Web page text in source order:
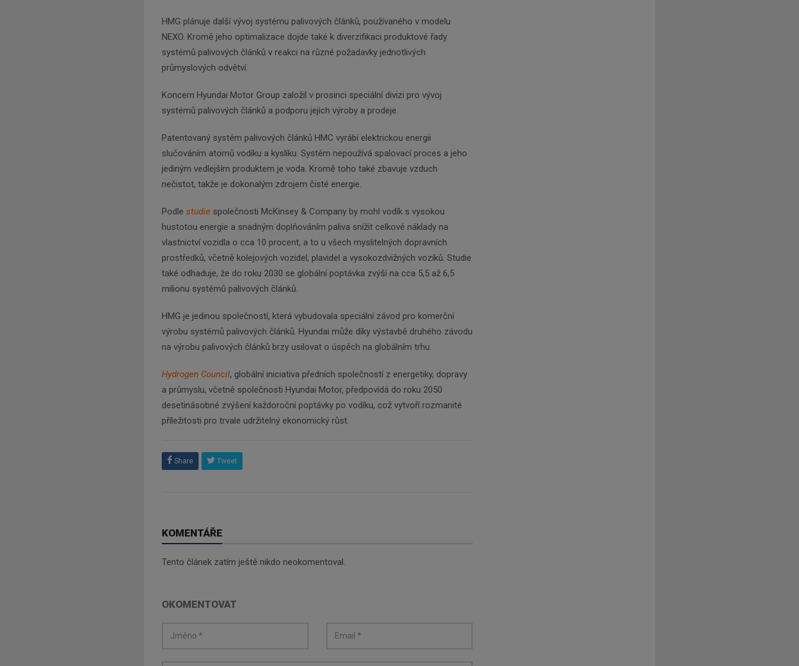
HMG plánuje další vývoj systému palivových článků, používaného v modelu
NEXO. Kromě jeho optimalizace dojde také k diverzifikaci produktové řady
systémů palivových článků v reakci na různé požadavky jednotlivých
průmyslových odvětví.
Koncern Hyundai Motor Group založil v prosinci speciální divizi pro vývoj
systémů palivových článků a podporu jejich výroby a prodeje.
Patentovaný systém palivových článků HMC vyrábí elektrickou energii
slučováním atomů vodíku a kyslíku. Systém nepoužívá spalovací proces a jeho
jediným vedlejším produktem je voda. Kromě toho také zbavuje vzduch
nečistot, takže je dokonalým zdrojem čisté energie.
Podle studie společnosti McKinsey & Company by mohl vodík s vysokou
hustotou energie a snadným doplňováním paliva snížit celkové náklady na
vlastnictví vozidla o cca 10 procent, a to u všech myslitelných dopravních
prostředků, včetně kolejových vozidel, plavidel a vysokozdvižných vozíků. Studie
také odhaduje, že do roku 2030 se globální poptávka zvýší na cca 5,5 až 6,5
milionu systémů palivových článků.
HMG je jedinou společností, která vybudovala speciální závod pro komerční
výrobu systémů palivových článků. Hyundai může díky výstavbě druhého závodu
na výrobu palivových článků brzy usilovat o úspěch na globálním trhu.
Hydrogen Council, globální iniciativa předních společností z energetiky, dopravy
a průmyslu, včetně společnosti Hyundai Motor, předpovídá do roku 2050
desetinásobné zvýšení každoroční poptávky po vodíku, což vytvoří rozmanité
příležitosti pro trvale udržitelný ekonomický růst.
Share Tweet
KOMENTÁŘE
Tento článek zatím ještě nikdo neokomentoval.
OKOMENTOVAT